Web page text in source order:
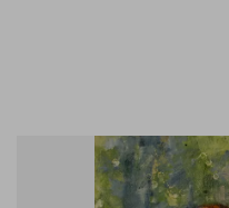
02824 92 97 295